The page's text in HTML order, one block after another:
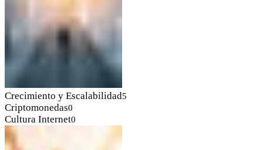
Crecimiento y Escalabilidad5
Criptomonedas0
Cultura Internet0